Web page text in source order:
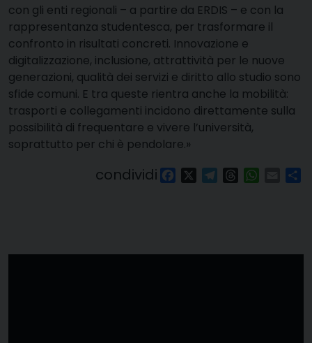
con gli enti regionali – a partire da ERDIS – e con la
rappresentanza studentesca, per trasformare il
confronto in risultati concreti. Innovazione e
digitalizzazione, inclusione, attrattività per le nuove
generazioni, qualità dei servizi e diritto allo studio sono
sfide comuni. E tra queste rientra anche la mobilità:
trasporti e collegamenti incidono direttamente sulla
possibilità di frequentare e vivere l’università,
soprattutto per chi è pendolare.»
condividi FacebookTelegram
Threads Email